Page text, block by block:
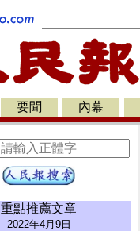
要聞 內幕
重點推薦文章
2022年4月9日